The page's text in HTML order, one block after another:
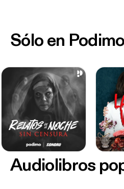
Sólo en Podimo
Audiolibros